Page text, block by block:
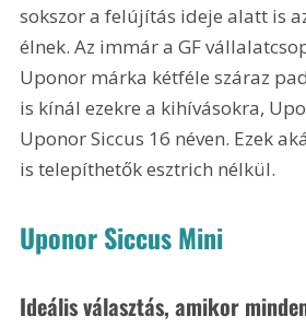
sokszor a felújítás ideje alatt is
élnek. Az immár a GF
Uponor márka kétféle száraz
is kínál ezekre a kihívásokra,
Uponor Siccus 16 néven. Ezek
is telepíthetők esztrich nélkül.
Uponor Siccus Mini
Ideális választás, amikor